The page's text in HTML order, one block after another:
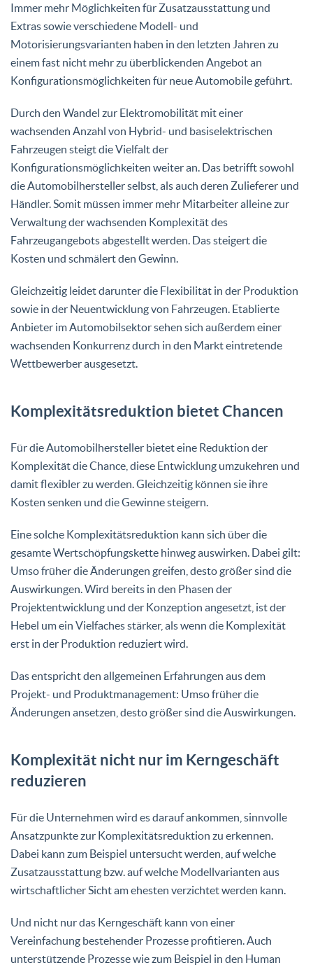
Immer mehr Möglichkeiten für Zusatzausstattung und
Extras sowie verschiedene Modell- und
Motorisierungsvarianten haben in den letzten Jahren zu
einem fast nicht mehr zu überblickenden Angebot an
Konfigurationsmöglichkeiten für neue Automobile geführt.
Durch den Wandel zur Elektromobilität mit einer
wachsenden Anzahl von Hybrid- und basiselektrischen
Fahrzeugen steigt die Vielfalt der
Konfigurationsmöglichkeiten weiter an. Das betrifft sowohl
die Automobilhersteller selbst, als auch deren Zulieferer und
Händler. Somit müssen immer mehr Mitarbeiter alleine zur
Verwaltung der wachsenden Komplexität des
Fahrzeugangebots abgestellt werden. Das steigert die
Kosten und schmälert den Gewinn.
Gleichzeitig leidet darunter die Flexibilität in der Produktion
sowie in der Neuentwicklung von Fahrzeugen. Etablierte
Anbieter im Automobilsektor sehen sich außerdem einer
wachsenden Konkurrenz durch in den Markt eintretende
Wettbewerber ausgesetzt.
Komplexitätsreduktion bietet Chancen
Für die Automobilhersteller bietet eine Reduktion der
Komplexität die Chance, diese Entwicklung umzukehren und
damit flexibler zu werden. Gleichzeitig können sie ihre
Kosten senken und die Gewinne steigern.
Eine solche Komplexitätsreduktion kann sich über die
gesamte Wertschöpfungskette hinweg auswirken. Dabei gilt:
Umso früher die Änderungen greifen, desto größer sind die
Auswirkungen. Wird bereits in den Phasen der
Projektentwicklung und der Konzeption angesetzt, ist der
Hebel um ein Vielfaches stärker, als wenn die Komplexität
erst in der Produktion reduziert wird.
Das entspricht den allgemeinen Erfahrungen aus dem
Projekt- und Produktmanagement: Umso früher die
Änderungen ansetzen, desto größer sind die Auswirkungen.
Komplexität nicht nur im Kerngeschäft
reduzieren
Für die Unternehmen wird es darauf ankommen, sinnvolle
Ansatzpunkte zur Komplexitätsreduktion zu erkennen.
Dabei kann zum Beispiel untersucht werden, auf welche
Zusatzausstattung bzw. auf welche Modellvarianten aus
wirtschaftlicher Sicht am ehesten verzichtet werden kann.
Und nicht nur das Kerngeschäft kann von einer
Vereinfachung bestehender Prozesse profitieren. Auch
unterstützende Prozesse wie zum Beispiel in den Human